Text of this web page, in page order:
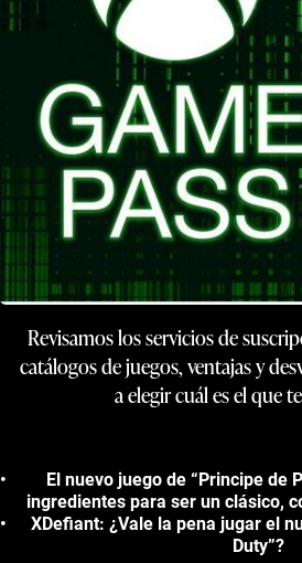
Revisamos los servicios de
catálogos de juegos, ventajas y
a elegir cuál es el que
El nuevo juego de “Principe de
ingredientes para ser un clásico,
XDefiant: ¿Vale la pena jugar el
Duty”?